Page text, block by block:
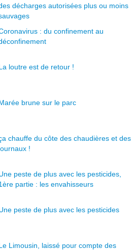
décharges autorisées plus ou moins
: du confinement au
loutre est de retour !
brune sur le parc
chauffe du côte des chaudières et des
!
peste de plus avec les pesticides,
partie : les envahisseurs
peste de plus avec les pesticides
Limousin, laissé pour compte des